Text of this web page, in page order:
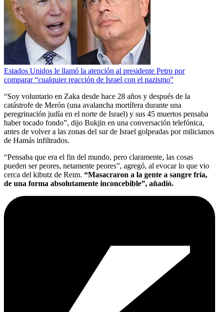
Estados Unidos le llamó la atención al presidente Petro por
comparar “cualquier reacción de Israel con el nazismo”
“Soy voluntario en Zaka desde hace 28 años y después de la
catástrofe de Merón (una avalancha mortífera durante una
peregrinación judía en el norte de Israel) y sus 45 muertos pensaba
haber tocado fondo”, dijo Bukjin en una conversación telefónica,
antes de volver a las zonas del sur de Israel golpeadas por milicianos
de Hamás infiltrados.
“Pensaba que era el fin del mundo, pero claramente, las cosas
pueden ser peores, netamente peores”, agregó, al evocar lo que vio
cerca del kibutz de Reim. “Masacraron a la gente a sangre fría,
de una forma absolutamente inconcebible”, añadió.